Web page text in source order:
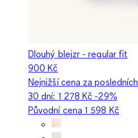
Dlouhý blejzr - regular fit
900 Kč
Nejnižší cena za posledních
30 dní: 1 278 Kč -29%
Původní cena1 598 Kč